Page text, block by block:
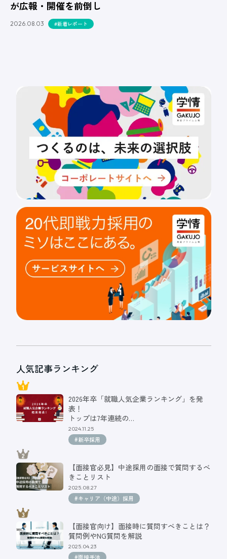
が広報・開催を前倒し
2026.08.03 #新着レポート
人気記事ランキング
2026年卒「就職人気企業ランキング」を発
表！
トップは7年連続の…
2024.11.25
#新卒採用
【面接官必見】中途採用の面接で質問するべ
きことリスト
2025.08.27
#キャリア（中途）採用
【面接官向け】面接時に質問すべきことは？
質問例やNG質問を解説
2025.04.23
#面接手法